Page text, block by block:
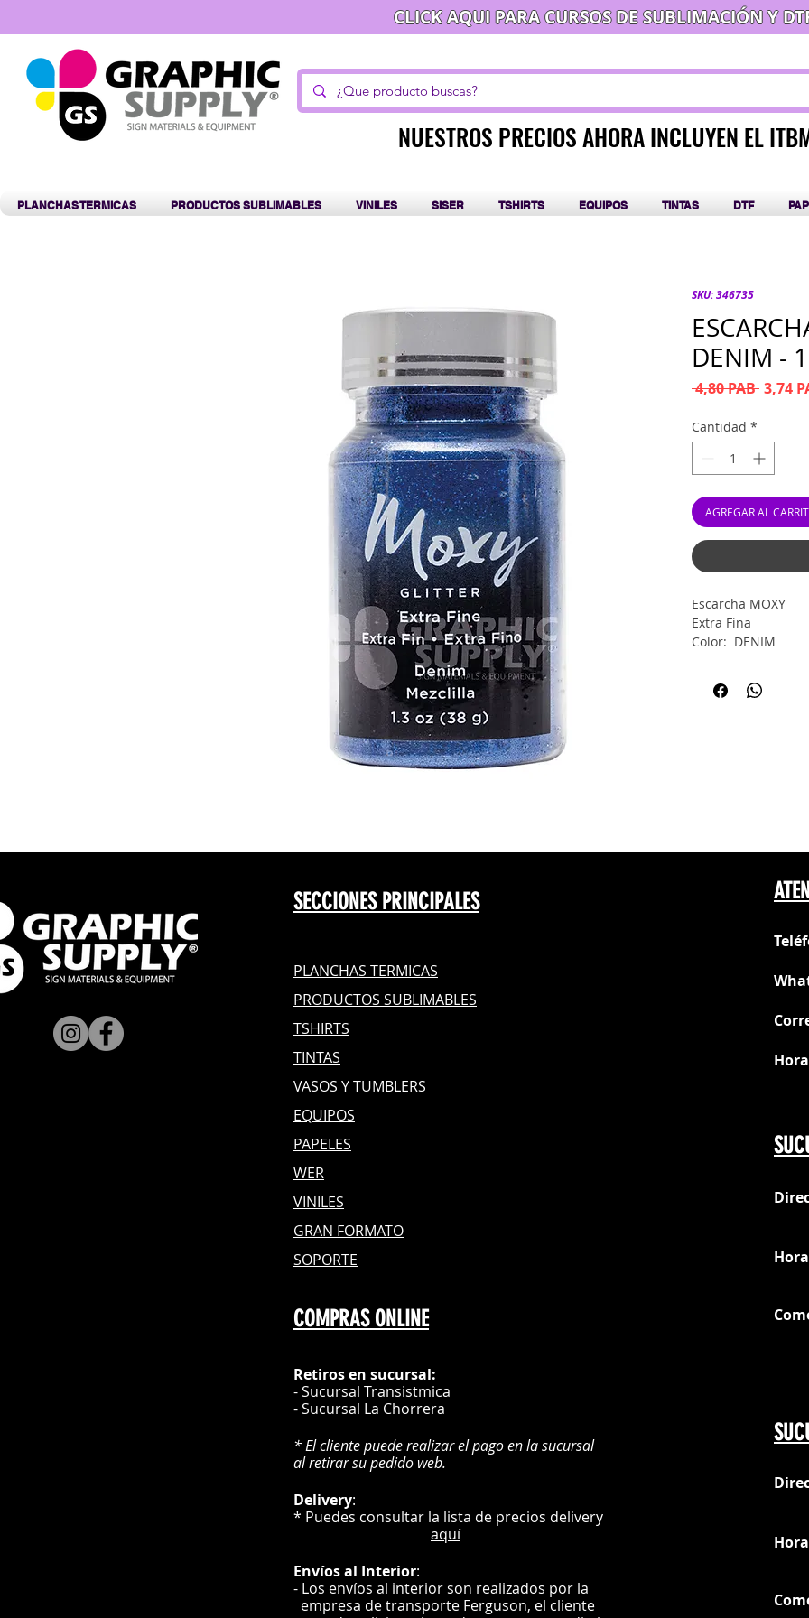
CLICK AQUI PARA CURSOS DE SUBLIMACIÓN Y
NUESTROS PRECIOS AHORA INCLUYEN EL
NUESTROS PRECIOS AHORA INCLUYEN EL
PLANCHAS TERMICAS PRODUCTOS SUBLIMABLES VINILES SISER TSHIRTS EQUIPOS TINTAS DTF
SKU: 346735
DENIM -
4,80 PAB Precio
3,74
Cantidad *
AGREGAR AL
Escarcha MOXY
Extra Fina
Color: DENIM
SECCIONES PRINCIPALES
PLANCHAS TERMICAS
PRODUCTOS SUBLIMABLES
TSHIRTS
TINTAS
VASOS Y TUMBLERS
EQUIPOS
PAPELES
WER
VINILES
GRAN FORMATO
SOPORTE
COMPRAS ONLINE
Retiros en sucursal:
- Sucursal Transistmica
- Sucursal La Chorrera
* El cliente puede realizar el pago en la sucursal
al retirar su pedido web.
Delivery:
* Puedes consultar la lista de precios delivery
aquí
Envíosal Interior:
- Los envíos al interior son realizados por la
empresa de transporte Ferguson, el cliente